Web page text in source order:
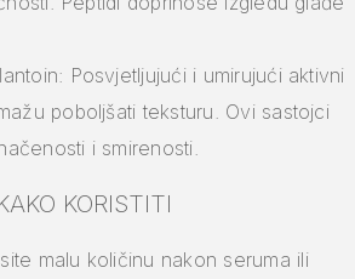
Posvjetljujući i umirujući aktivni
poboljšati teksturu. Ovi sastojci
i smirenosti.
KORISTITI
malu količinu nakon seruma ili